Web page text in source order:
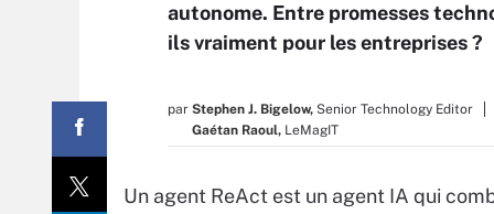
autonome. Entre promesses
ils vraiment pour les entreprises ?
par Stephen J. Bigelow, Senior Technology Editor
Gaétan Raoul, LeMagIT
Un agent ReAct est un agent IA qui